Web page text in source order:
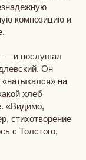
композицию и
— и послушал
Он
«натыкался» на
хлеб
«Видимо,
стихотворение
с Толстого,